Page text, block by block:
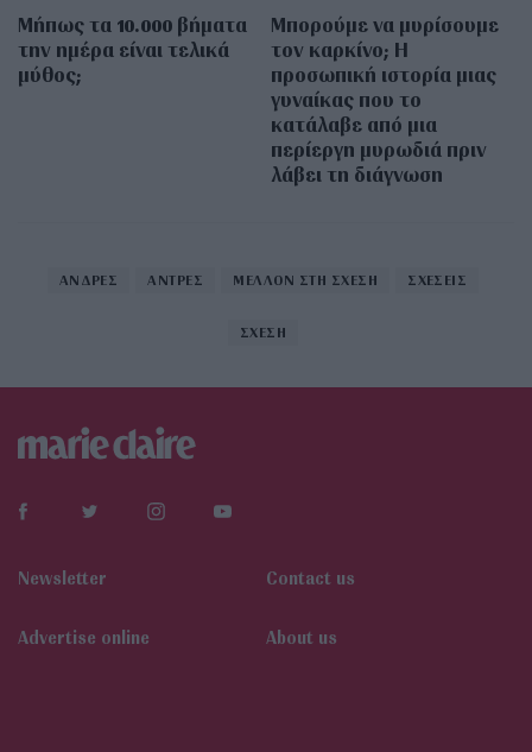
Μήπως τα 10.000 βήματα
την ημέρα είναι τελικά
μύθος;
Μπορούμε να μυρίσουμε
τον καρκίνο; Η
προσωπική ιστορία μιας
γυναίκας που το
κατάλαβε από μια
περίεργη μυρωδιά πριν
λάβει τη διάγνωση
ΑΝΔΡΕΣ ΑΝΤΡΕΣ ΜΕΛΛΟΝ ΣΤΗ ΣΧΕΣΗ ΣΧΕΣΕΙΣ
ΣΧΕΣΗ
Newsletter Contact us
Αdvertise online About us